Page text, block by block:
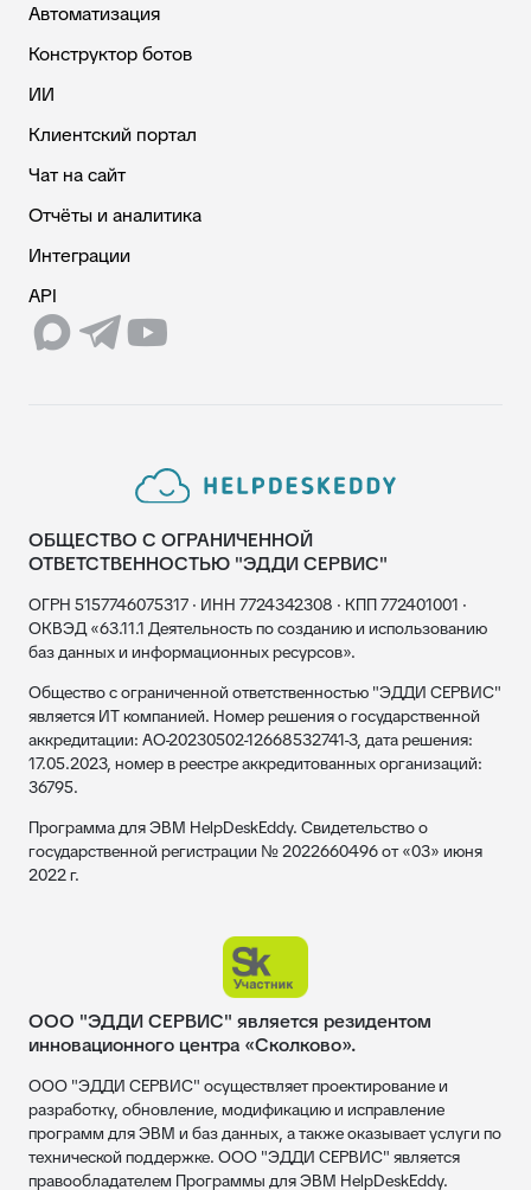
Автоматизация
Конструктор ботов
ИИ
Клиентский портал
Чат на сайт
Отчёты и аналитика
Интеграции
API
ОБЩЕСТВО С ОГРАНИЧЕННОЙ
ОТВЕТСТВЕННОСТЬЮ "ЭДДИ СЕРВИС"
ОГРН 5157746075317 · ИНН 7724342308 · КПП 772401001 ·
ОКВЭД «63.11.1 Деятельность по созданию и использованию
баз данных и информационных ресурсов».
Общество с ограниченной ответственностью "ЭДДИ СЕРВИС"
является ИТ компанией. Номер решения о государственной
аккредитации: АО-20230502-12668532741-3, дата решения:
17.05.2023, номер в реестре аккредитованных организаций:
36795.
Программа для ЭВМ HelpDeskEddy. Свидетельство о
государственной регистрации № 2022660496 от «03» июня
2022 г.
ООО "ЭДДИ СЕРВИС" является резидентом
инновационного центра «Сколково».
ООО "ЭДДИ СЕРВИС" осуществляет проектирование и
разработку, обновление, модификацию и исправление
программ для ЭВМ и баз данных, а также оказывает услуги по
технической поддержке. ООО "ЭДДИ СЕРВИС" является
правообладателем Программы для ЭВМ HelpDeskEddy.